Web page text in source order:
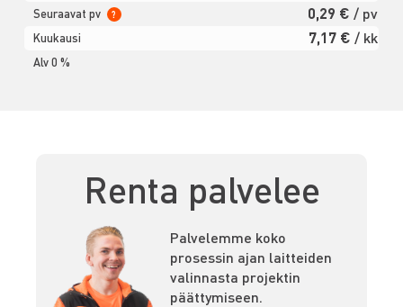
Seuraavat pv ? 0,29 € / pv
Kuukausi 7,17 € / kk
Alv 0 %
Renta palvelee
Palvelemme koko
prosessin ajan laitteiden
valinnasta projektin
päättymiseen.